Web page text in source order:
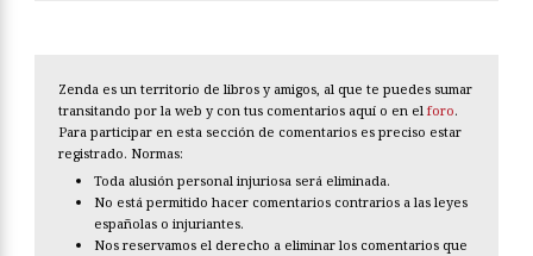
Zenda es un territorio de libros y amigos, al que te puedes sumar
transitando por la web y con tus comentarios aquí o en el foro.
Para participar en esta sección de comentarios es preciso estar
registrado. Normas:
Toda alusión personal injuriosa será eliminada.
No está permitido hacer comentarios contrarios a las leyes
españolas o injuriantes.
Nos reservamos el derecho a eliminar los comentarios que